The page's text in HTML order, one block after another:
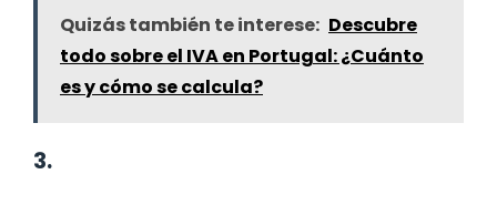
Quizás también te interese: Descubre
todo sobre el IVA en Portugal: ¿Cuánto
es y cómo se calcula?
3.